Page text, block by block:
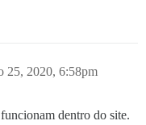
25, 2020, 6:58pm
dentro do site.